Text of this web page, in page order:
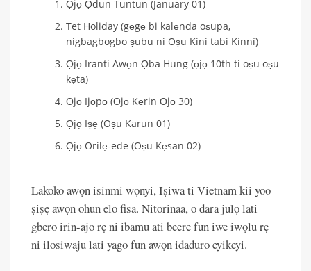
Ọjọ Ọdun Tuntun (January 01)
Tet Holiday (gẹgẹ bi kalẹnda oṣupa,
nigbagbogbo ṣubu ni Oṣu Kini tabi Kínní)
Ọjọ Iranti Awọn Ọba Hung (ọjọ 10th ti oṣu oṣu
kẹta)
Ọjọ Ijọpọ (Ọjọ Kẹrin Ọjọ 30)
Ọjọ Iṣẹ (Oṣu Karun 01)
Ọjọ Orilẹ-ede (Oṣu Kẹsan 02)
Lakoko awọn isinmi wọnyi, Iṣiwa ti Vietnam kii yoo
ṣiṣẹ awọn ohun elo fisa. Nitorinaa, o dara julọ lati
gbero irin-ajo rẹ ni ibamu ati beere fun iwe iwọlu rẹ
ni ilosiwaju lati yago fun awọn idaduro eyikeyi.